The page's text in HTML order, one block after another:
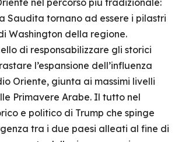
nel percorso più tradizionale:
Saudita tornano ad essere i pilastri
Washington della regione.
di responsabilizzare gli storici
l’espansione dell’influenza
Oriente, giunta ai massimi livelli
Primavere Arabe. Il tutto nel
e politico di Trump che spinge
tra i due paesi alleati al fine di